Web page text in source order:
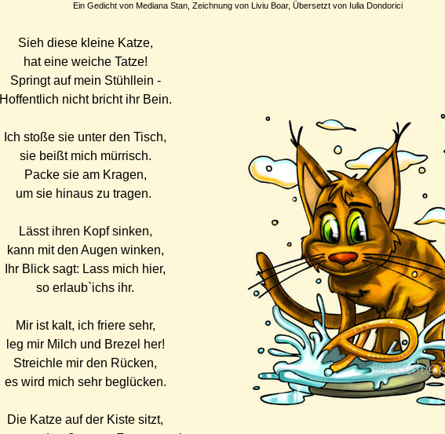
Ein Gedicht von Mediana Stan, Zeichnung von Liviu Boar, Übersetzt von Iulia Dondorici
Sieh diese kleine Katze,
hat eine weiche Tatze!
Springt auf mein Stühllein -
Hoffentlich nicht bricht ihr Bein.
Ich stoße sie unter den Tisch,
sie beißt mich mürrisch.
Packe sie am Kragen,
um sie hinaus zu tragen.
Lässt ihren Kopf sinken,
kann mit den Augen winken,
Ihr Blick sagt: Lass mich hier,
so erlaub`ichs ihr.
Mir ist kalt, ich friere sehr,
leg mir Milch und Brezel her!
Streichle mir den Rücken,
es wird mich sehr beglücken.
Die Katze auf der Kiste sitzt,